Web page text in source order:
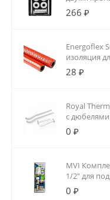
266 ₽
Energoflex
изоляция
28 ₽
Royal
с
0 ₽
MVI
1/2" для
0 ₽